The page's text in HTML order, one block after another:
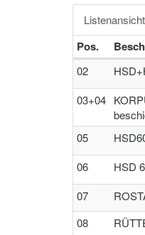
Listenansicht
Pos.
02
03+04
05
06 HSD
07
08